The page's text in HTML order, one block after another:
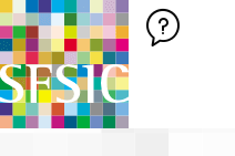
SFSIC Société Française
Société
de